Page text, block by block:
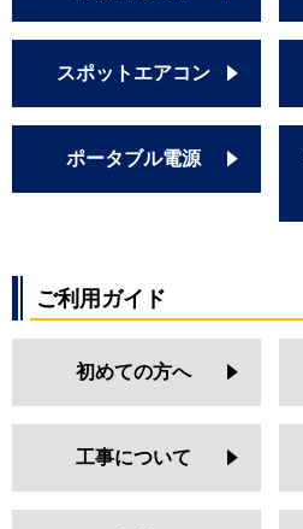
スポットエアコン
ポータブル電源
ご利用ガイド
初めての方へ
工事について